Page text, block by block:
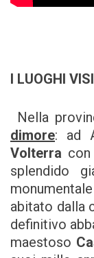
I LUOGHI
Nella
dimore: ad
Volterra
splendido
abitato dalla
definitivo
maestoso